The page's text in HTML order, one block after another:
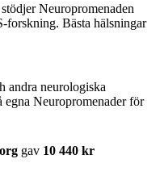
Neuropromenaden
Bästa hälsningar
andra neurologiska
egna Neuropromenader för
gav 10 440 kr